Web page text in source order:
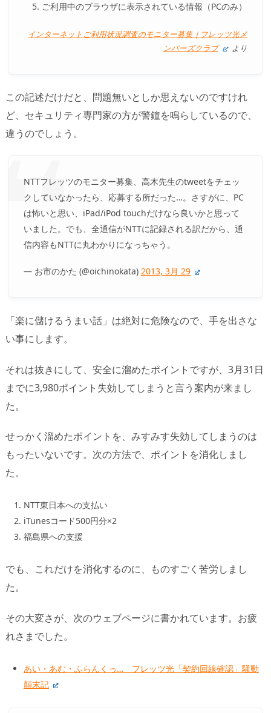
ご利用中のブラウザに表示されている情報（PCのみ）
インターネットご利用状況調査のモニター募集｜フレッツ光メ
ンバーズクラブ
より
この記述だけだと、問題無いとしか思えないのですけれ
ど、セキュリティ専門家の方が警鐘を鳴らしているので、
違うのでしょう。
NTTフレッツのモニター募集、高木先生のtweetをチェッ
クしていなかったら、応募する所だった…。さすがに、PC
は怖いと思い、iPad/iPod touchだけなら良いかと思って
いました。でも、全通信がNTTに記録される訳だから、通
信内容もNTTに丸わかりになっちゃう。
— お市のかた (@oichinokata) 2013, 3月 29
「楽に儲けるうまい話」は絶対に危険なので、手を出さな
い事にします。
それは抜きにして、安全に溜めたポイントですが、3月31日
までに3,980ポイント失効してしまうと言う案内が来まし
た。
せっかく溜めたポイントを、みすみす失効してしまうのは
もったいないです。次の方法で、ポイントを消化しまし
た。
NTT東日本への支払い
iTunesコード500円分×2
福島県への支援
でも、これだけを消化するのに、ものすごく苦労しまし
た。
その大変さが、次のウェブページに書かれています。お疲
れさまでした。
あい・あむ・ふらんくっ… フレッツ光「契約回線確認」騒動
顛末記